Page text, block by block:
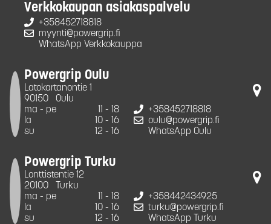
Verkkokaupan asiakaspalvelu
+358452718818
myynti@powergrip.fi
WhatsApp Verkkokauppa
Powergrip Oulu
Latokartanontie 1
90150
Oulu
ma - pe
11 - 18
la
10 - 16
su
12 - 16
+358452718818
oulu@powergrip.fi
WhatsApp Oulu
Powergrip Turku
Lonttistentie 12
20100
Turku
ma - pe
11 - 18
la
10 - 16
su
12 - 16
+358442434925
turku@powergrip.fi
WhatsApp Turku